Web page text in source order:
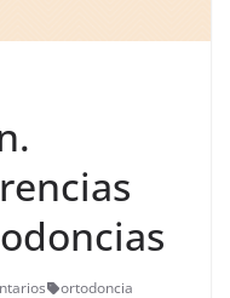
ortodoncia